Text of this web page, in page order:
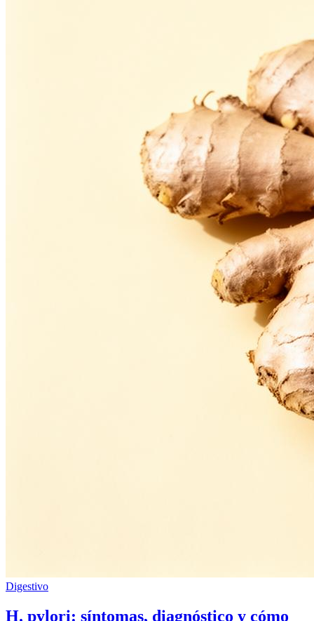
Digestivo
H. pylori: síntomas, diagnóstico y cómo